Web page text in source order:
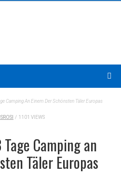
Camping An Einem Der Schönsten Täler Europas
/ 1101 VIEWS
Camping an
Täler Europas